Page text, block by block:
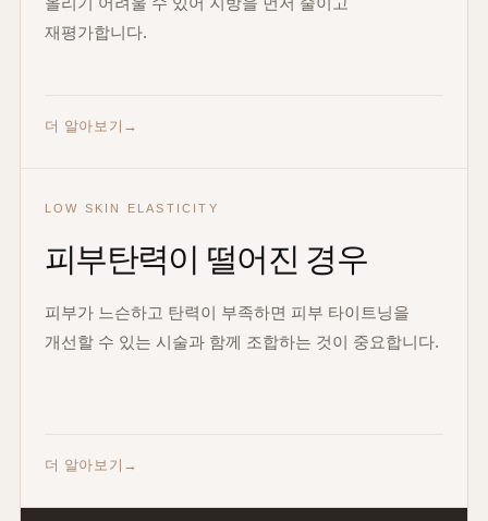
재평가합니다.
더 알아보기
LOW SKIN ELASTICITY
피부탄력이 떨어진 경우
피부가 느슨하고 탄력이 부족하면 피부 타이트닝을
개선할 수 있는 시술과 함께 조합하는 것이 중요합니다.
더 알아보기